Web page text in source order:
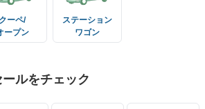
クーペ/
ープン
ステーション
ワゴン
ルをチェック